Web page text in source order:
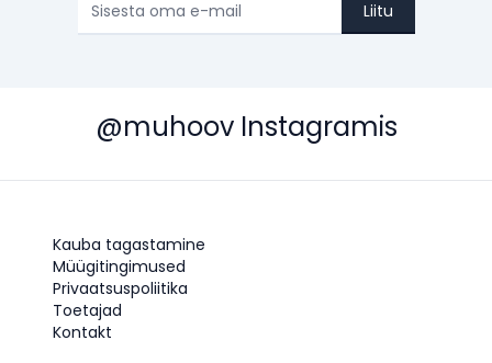
Liitu
@muhoov Instagramis
Kauba tagastamine
Müügitingimused
Privaatsuspoliitika
Toetajad
Kontakt